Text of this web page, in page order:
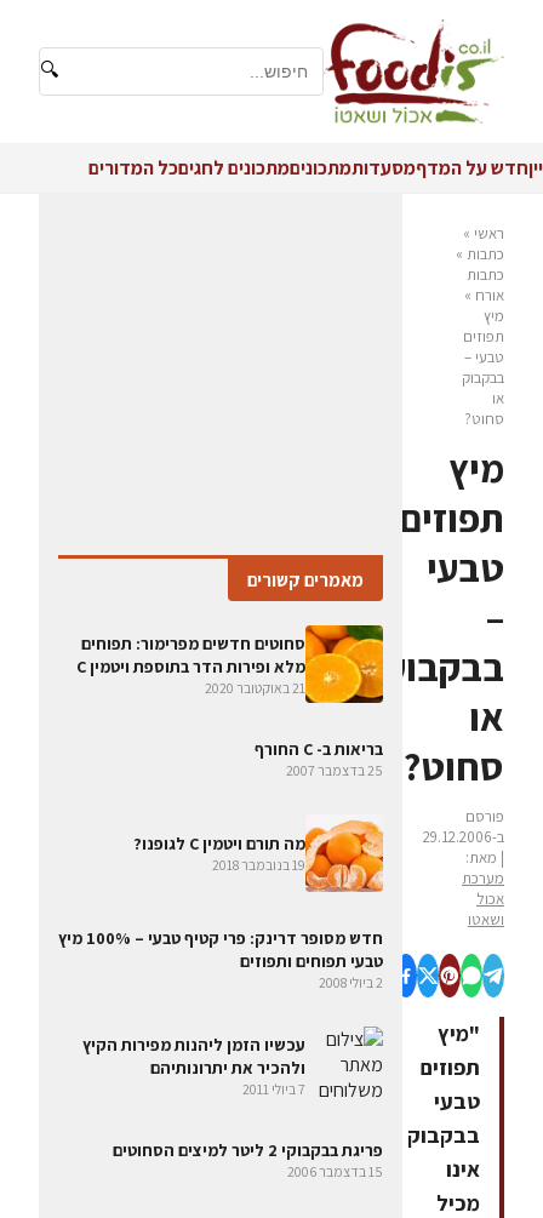
🔍
ייןחדש על המדףמסעדותמתכוניםמתכונים לחגיםכל המדורים
ראשי »
כתבות »
כתבות
אורח »
מיץ
תפוזים
טבעי –
בבקבוק
או
סחוט?
מיץ
תפוזים
טבעי
–
בבקבוק
או
סחוט?
פורסם
ב-29.12.2006
| מאת:
מערכת
אכול
ושאטו
"מיץ
תפוזים
טבעי
בבקבוק
אינו
מכיל
מאמרים קשורים
סחוטים חדשים מפרימור: תפוחים
מלא ופירות הדר בתוספת ויטמין C
21 באוקטובר 2020
בריאות ב- C החורף
25 בדצמבר 2007
מה תורם ויטמין C לגופנו?
19 בנובמבר 2018
חדש מסופר דרינק: פרי קטיף טבעי – 100% מיץ
טבעי תפוחים ותפוזים
2 ביולי 2008
עכשיו הזמן ליהנות מפירות הקיץ
ולהכיר את יתרונותיהם
7 ביולי 2011
פריגת בבקבוקי 2 ליטר למיצים הסחוטים
15 בדצמבר 2006